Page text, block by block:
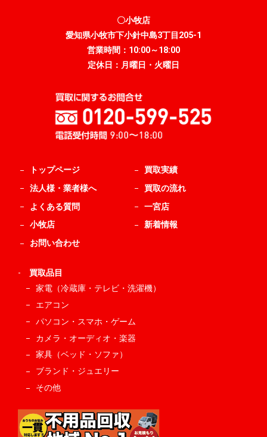
〇小牧店
愛知県小牧市下小針中島3丁目205-1
営業時間：10:00～18:00
定休日：月曜日・火曜日
トップページ
買取実績
法人様・業者様へ
買取の流れ
よくある質問
一宮店
小牧店
新着情報
お問い合わせ
- 買取品目
家電（冷蔵庫・テレビ・洗濯機）
エアコン
パソコン・スマホ・ゲーム
カメラ・オーディオ・楽器
家具（ベッド・ソファ）
ブランド・ジュエリー
その他